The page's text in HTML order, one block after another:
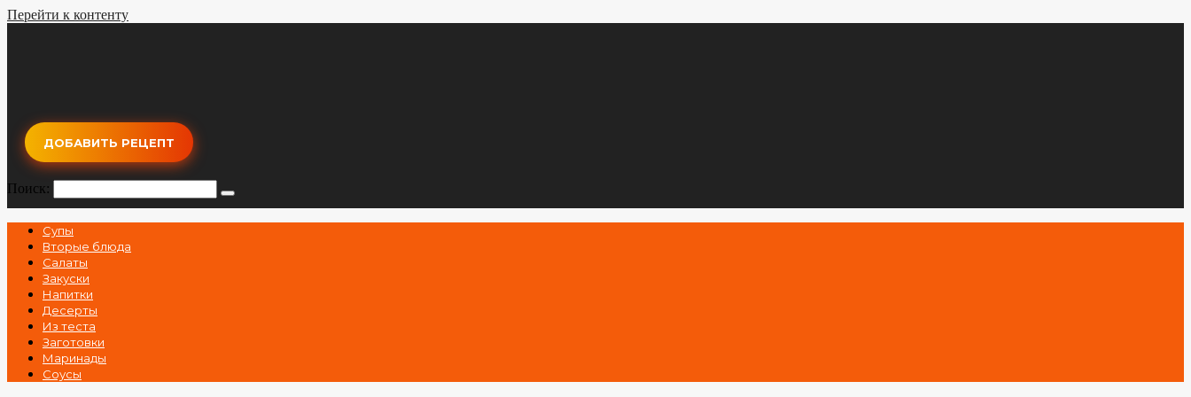
Перейти к контенту
ДОБАВИТЬ РЕЦЕПТ
Поиск:
Супы
Вторые блюда
Салаты
Закуски
Напитки
Десерты
Из теста
Заготовки
Маринады
Соусы